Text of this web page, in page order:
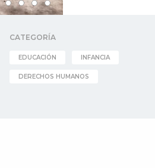
CATEGORÍA
EDUCACIÓN INFANCIA
DERECHOS HUMANOS